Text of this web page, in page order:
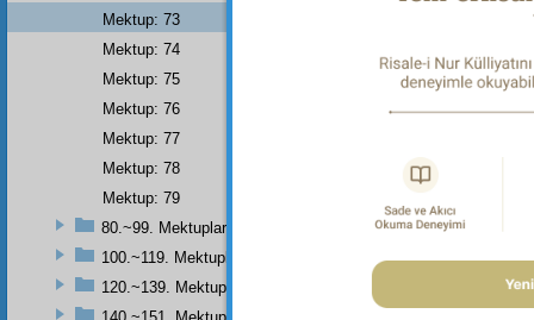
Dipnot-3
Kevser
Mektup: 73
Mektup: 74
Mektup: 75
Mektup: 76
Mektup: 77
Mektup: 78
Mektup: 79
80.~99. Mektuplar
100.~119. Mektuplar
120.~139. Mektuplar